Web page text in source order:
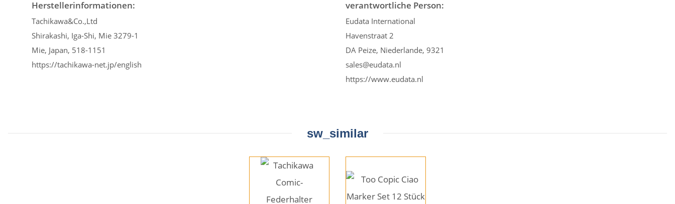
Herstellerinformationen:
Tachikawa&Co.,Ltd
Shirakashi, Iga-Shi, Mie 3279-1
Mie, Japan, 518-1151
https://tachikawa-net.jp/english
verantwortliche Person:
Eudata International
Havenstraat 2
DA Peize, Niederlande, 9321
sales@eudata.nl
https://www.eudata.nl
sw_similar